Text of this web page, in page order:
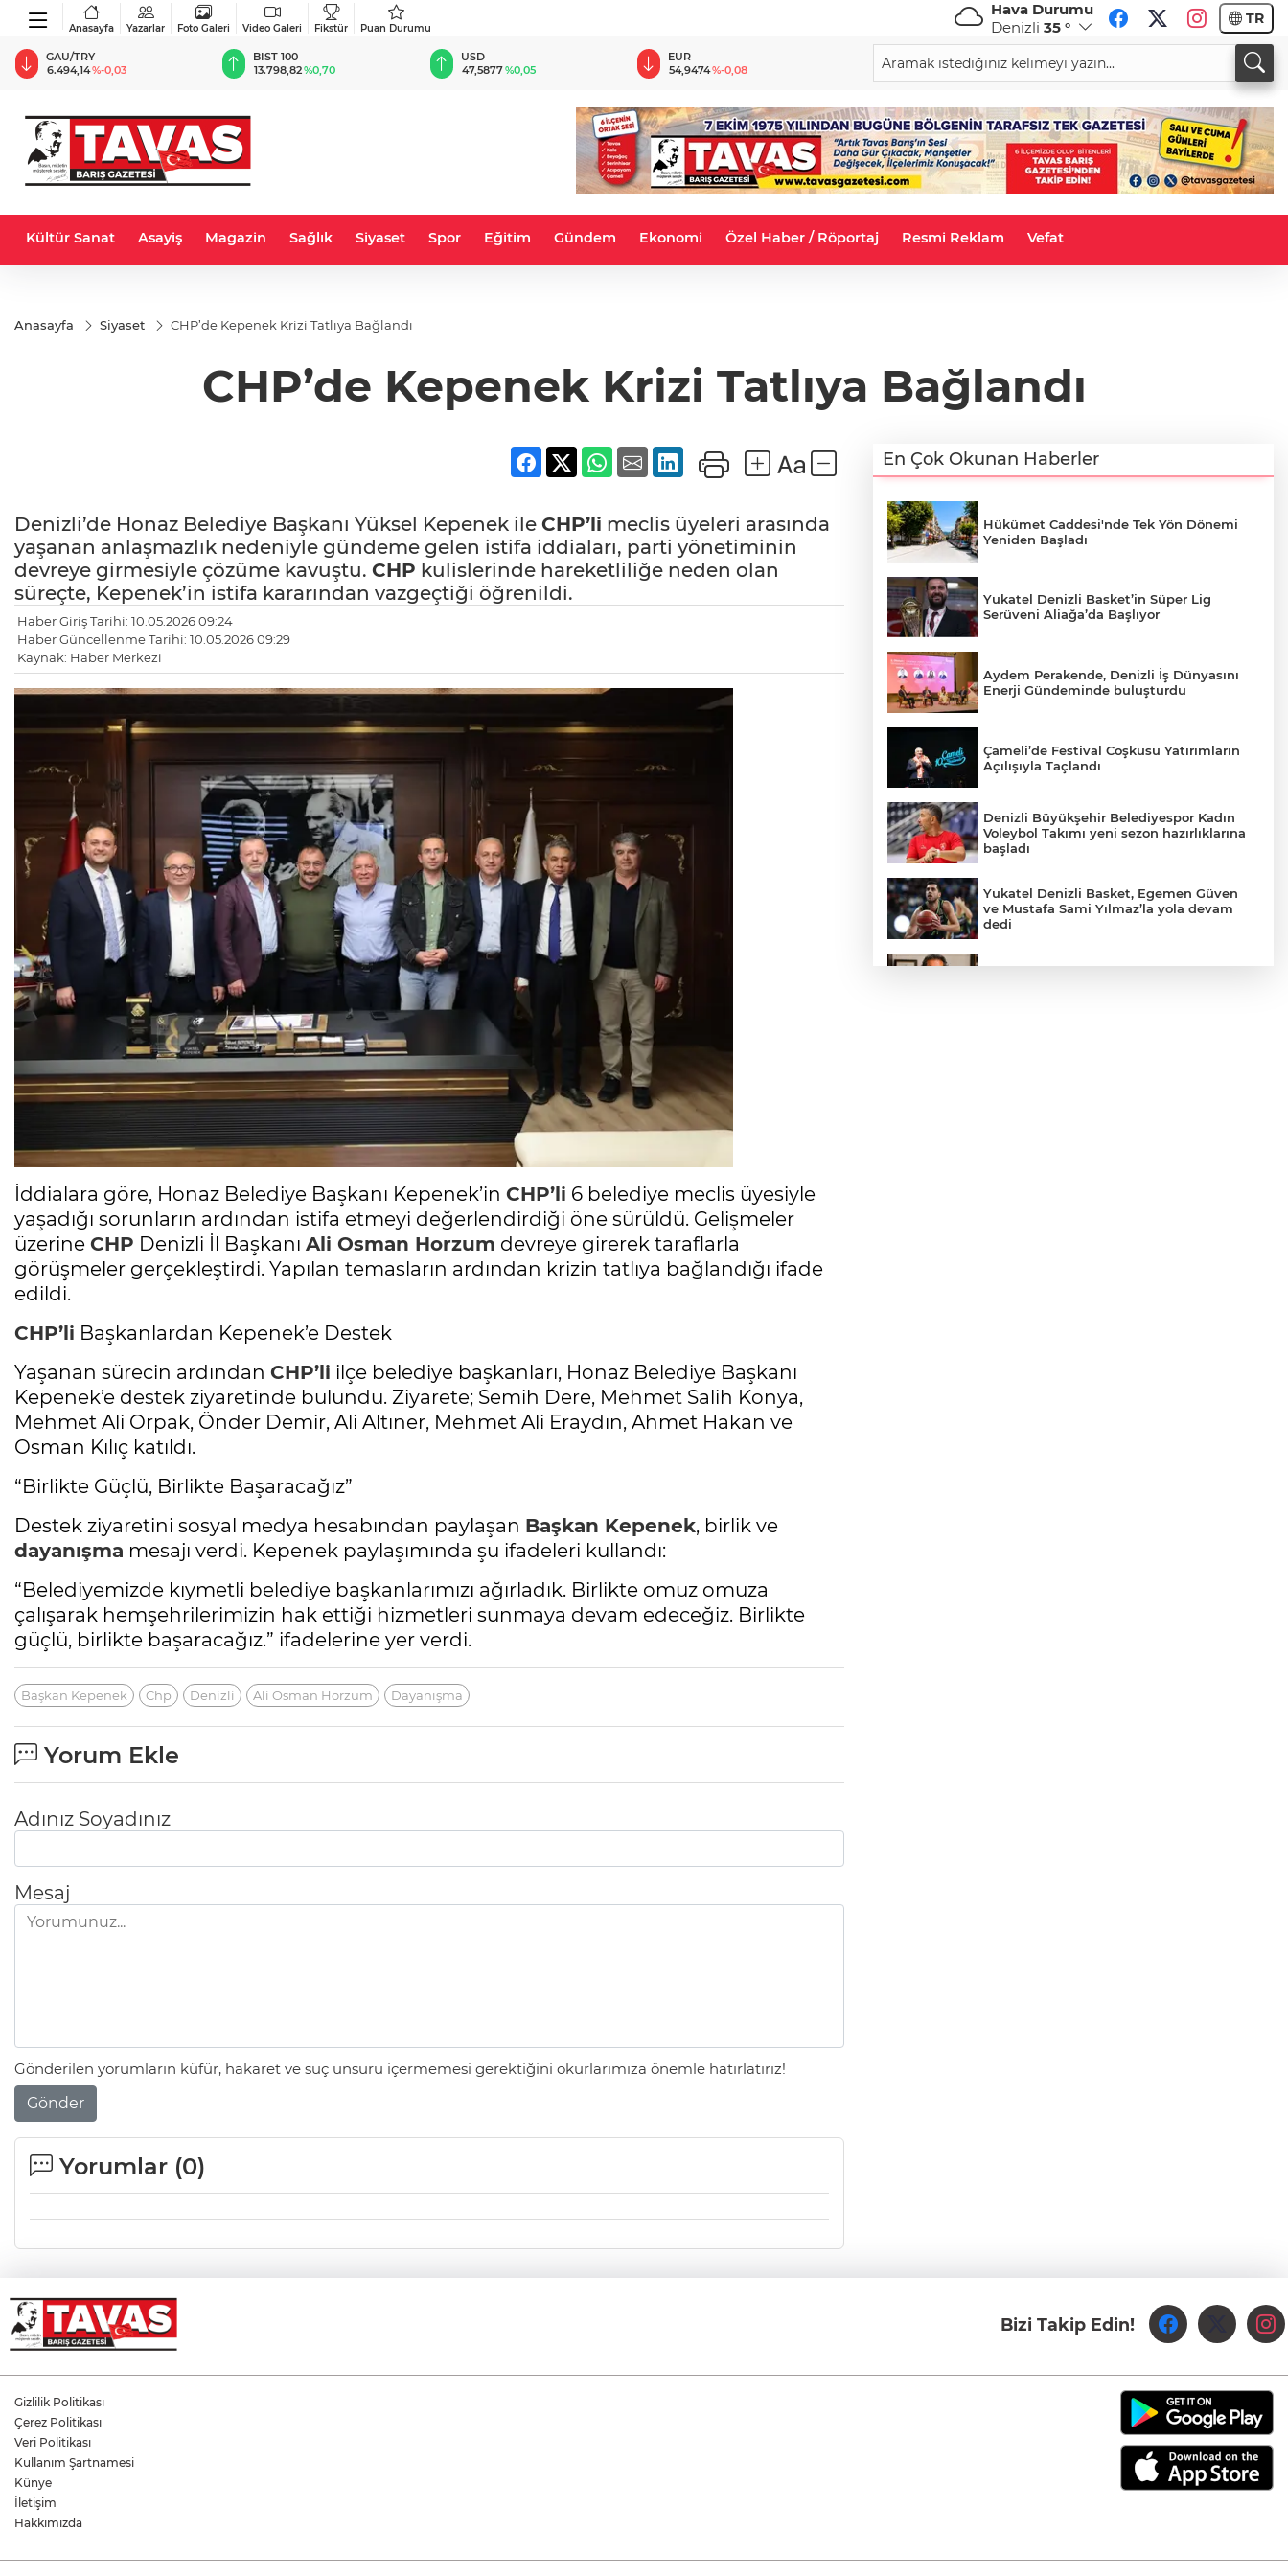
Anasayfa Yazarlar Foto Galeri Video Galeri Fikstür Puan Durumu
Hava Durumu
Denizli 35 ° TR
GAU/TRY
6.494,14
%-0,03
BIST 100
13.798,82%0,70
USD
47,5877
%0,05
EUR
54,9474
%-0,08 %0,14
58,5767%-0,59
CAD
33,9500
Kültür Sanat Asayiş Magazin Sağlık Siyaset Spor Eğitim Gündem Ekonomi Özel Haber / Röportaj Resmi Reklam Vefat
Anasayfa Siyaset CHP’de Kepenek Krizi Tatlıya Bağlandı
CHP’de Kepenek Krizi Tatlıya Bağlandı
Denizli’de Honaz Belediye Başkanı Yüksel Kepenek ile CHP’li meclis üyeleri arasında
yaşanan anlaşmazlık nedeniyle gündeme gelen istifa iddiaları, parti yönetiminin
devreye girmesiyle çözüme kavuştu. CHP kulislerinde hareketliliğe neden olan
süreçte, Kepenek’in istifa kararından vazgeçtiği öğrenildi.
Haber Giriş Tarihi: 10.05.2026 09:24
Haber Güncellenme Tarihi: 10.05.2026 09:29
Kaynak: Haber Merkezi
İddialara göre, Honaz Belediye Başkanı Kepenek’in CHP’li 6 belediye meclis üyesiyle
yaşadığı sorunların ardından istifa etmeyi değerlendirdiği öne sürüldü. Gelişmeler
üzerine CHP Denizli İl Başkanı Ali Osman Horzum devreye girerek taraflarla
görüşmeler gerçekleştirdi. Yapılan temasların ardından krizin tatlıya bağlandığı ifade
edildi.
CHP’li Başkanlardan Kepenek’e Destek
Yaşanan sürecin ardından CHP’li ilçe belediye başkanları, Honaz Belediye Başkanı
Kepenek’e destek ziyaretinde bulundu. Ziyarete; Semih Dere, Mehmet Salih Konya,
Mehmet Ali Orpak, Önder Demir, Ali Altıner, Mehmet Ali Eraydın, Ahmet Hakan ve
Osman Kılıç katıldı.
“Birlikte Güçlü, Birlikte Başaracağız”
Destek ziyaretini sosyal medya hesabından paylaşan Başkan Kepenek, birlik ve
dayanışma mesajı verdi. Kepenek paylaşımında şu ifadeleri kullandı:
“Belediyemizde kıymetli belediye başkanlarımızı ağırladık. Birlikte omuz omuza
çalışarak hemşehrilerimizin hak ettiği hizmetleri sunmaya devam edeceğiz. Birlikte
güçlü, birlikte başaracağız.” ifadelerine yer verdi.
Başkan Kepenek Chp Denizli Ali Osman Horzum Dayanışma
Yorum Ekle
Adınız Soyadınız
Mesaj
Gönderilen yorumların küfür, hakaret ve suç unsuru içermemesi gerektiğini okurlarımıza önemle hatırlatırız!
Gönder
Yorumlar (0)
En Çok Okunan Haberler
Hükümet Caddesi'nde Tek Yön Dönemi
Yeniden Başladı
Yukatel Denizli Basket’in Süper Lig
Serüveni Aliağa’da Başlıyor
Aydem Perakende, Denizli İş Dünyasını
Enerji Gündeminde buluşturdu
Çameli’de Festival Coşkusu Yatırımların
Açılışıyla Taçlandı
Denizli Büyükşehir Belediyespor Kadın
Voleybol Takımı yeni sezon hazırlıklarına
başladı
Yukatel Denizli Basket, Egemen Güven
ve Mustafa Sami Yılmaz’la yola devam
dedi
Bizi Takip Edin!
Gizlilik Politikası
Çerez Politikası
Veri Politikası
Kullanım Şartnamesi
Künye
İletişim
Hakkımızda